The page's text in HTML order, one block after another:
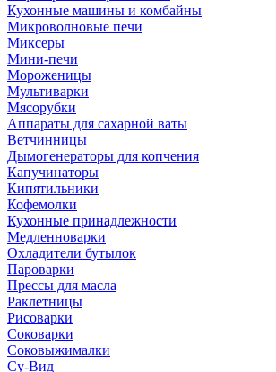
Кухонные машины и комбайны
Микроволновые печи
Миксеры
Мини-печи
Мороженицы
Мультиварки
Мясорубки
Аппараты для сахарной ваты
Ветчинницы
Дымогенераторы для копчения
Капучинаторы
Кипятильники
Кофемолки
Кухонные принадлежности
Медленноварки
Охладители бутылок
Пароварки
Прессы для масла
Раклетницы
Рисоварки
Соковарки
Соковыжималки
Су-Вид